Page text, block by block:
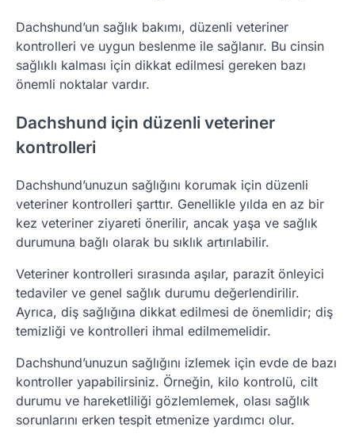
Dachshund’un sağlık bakımı, düzenli veteriner
kontrolleri ve uygun beslenme ile sağlanır. Bu cinsin
sağlıklı kalması için dikkat edilmesi gereken bazı
önemli noktalar vardır.
Dachshund için düzenli veteriner
kontrolleri
Dachshund’unuzun sağlığını korumak için düzenli
veteriner kontrolleri şarttır. Genellikle yılda en az bir
kez veteriner ziyareti önerilir, ancak yaşa ve sağlık
durumuna bağlı olarak bu sıklık artırılabilir.
Veteriner kontrolleri sırasında aşılar, parazit önleyici
tedaviler ve genel sağlık durumu değerlendirilir.
Ayrıca, diş sağlığına dikkat edilmesi de önemlidir; diş
temizliği ve kontrolleri ihmal edilmemelidir.
Dachshund’unuzun sağlığını izlemek için evde de bazı
kontroller yapabilirsiniz. Örneğin, kilo kontrolü, cilt
durumu ve hareketliliği gözlemlemek, olası sağlık
sorunlarını erken tespit etmenize yardımcı olur.